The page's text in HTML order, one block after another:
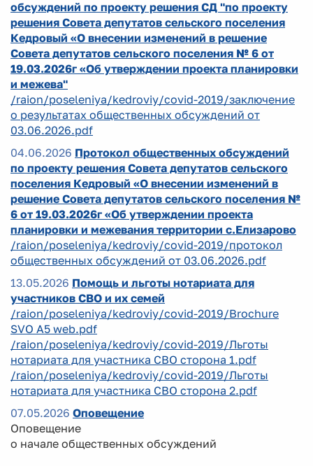
обсуждений по проекту решения СД "по проекту
решения Совета депутатов сельского поселения
Кедровый «О внесении изменений в решение
Совета депутатов сельского поселения № 6 от
19.03.2026г «Об утверждении проекта планировки
и межева"
/raion/poseleniya/kedroviy/covid-2019/заключение
о результатах общественных обсуждений от
03.06.2026.pdf
04.06.2026 Протокол общественных обсуждений
по проекту решения Совета депутатов сельского
поселения Кедровый «О внесении изменений в
решение Совета депутатов сельского поселения №
6 от 19.03.2026г «Об утверждении проекта
планировки и межевания территории с.Елизарово
/raion/poseleniya/kedroviy/covid-2019/протокол
общественных обсуждений от 03.06.2026.pdf
13.05.2026 Помощь и льготы нотариата для
участников СВО и их семей
/raion/poseleniya/kedroviy/covid-2019/Brochure
SVO A5 web.pdf
/raion/poseleniya/kedroviy/covid-2019/Льготы
нотариата для участника СВО сторона 1.pdf
/raion/poseleniya/kedroviy/covid-2019/Льготы
нотариата для участника СВО сторона 2.pdf
07.05.2026 Оповещение
Оповещение
о начале общественных обсуждений